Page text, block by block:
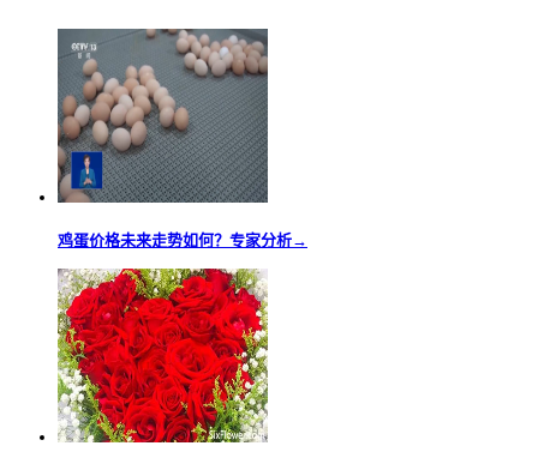
鸡蛋价格未来走势如何？专家分析→